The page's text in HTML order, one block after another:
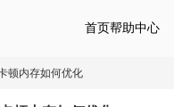
首页帮助中心
顿内存如何优化